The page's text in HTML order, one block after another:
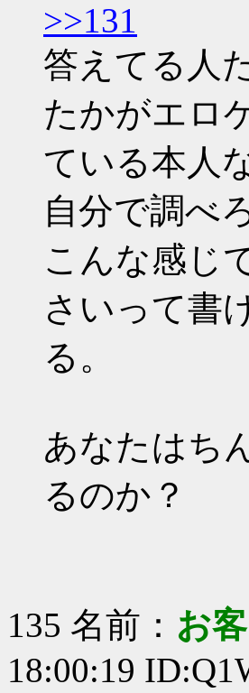
>>131
答えてる人
たかがエロ
ている本人
自分で調べ
こんな感じ
さいって書
る。
あなたはち
るのか？
135 名前： お
18:00:19